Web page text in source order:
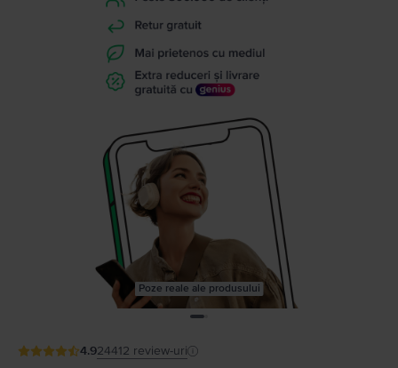
Poze reale ale produsului
4.924412 review-uri